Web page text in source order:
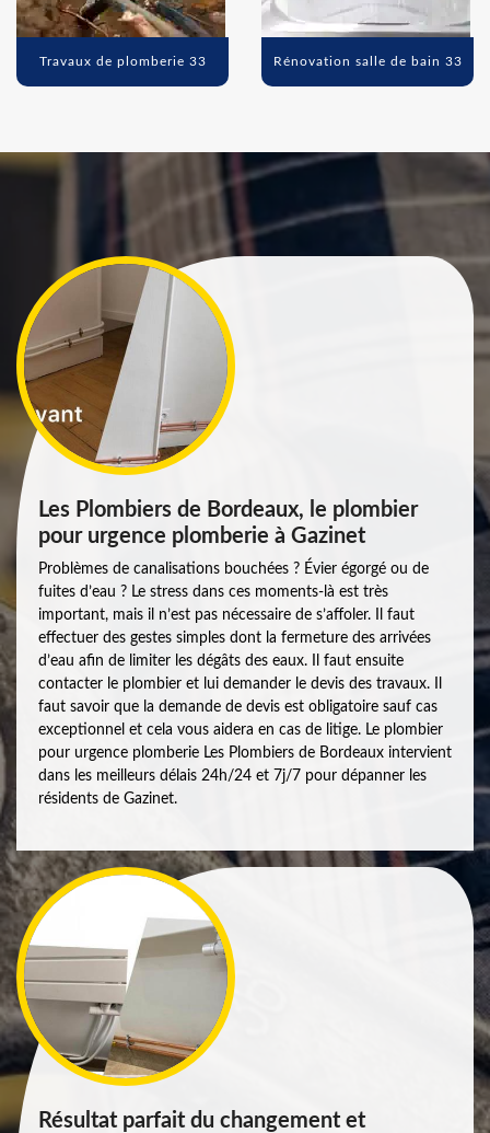
Travaux de plomberie 33 Rénovation salle de bain 33
Les Plombiers de Bordeaux, le plombier
pour urgence plomberie à Gazinet
Problèmes de canalisations bouchées ? Évier égorgé ou de
fuites d’eau ? Le stress dans ces moments-là est très
important, mais il n’est pas nécessaire de s’affoler. Il faut
effectuer des gestes simples dont la fermeture des arrivées
d’eau afin de limiter les dégâts des eaux. Il faut ensuite
contacter le plombier et lui demander le devis des travaux. Il
faut savoir que la demande de devis est obligatoire sauf cas
exceptionnel et cela vous aidera en cas de litige. Le plombier
pour urgence plomberie Les Plombiers de Bordeaux intervient
dans les meilleurs délais 24h/24 et 7j/7 pour dépanner les
résidents de Gazinet.
Résultat parfait du changement et